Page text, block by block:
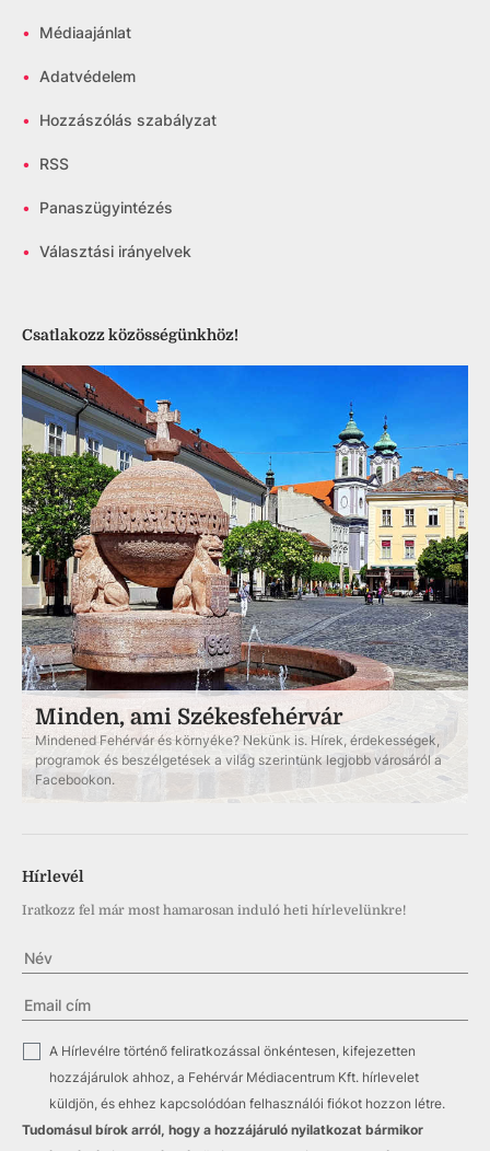
• Médiaajánlat
• Adatvédelem
• Hozzászólás szabályzat
• RSS
• Panaszügyintézés
• Választási irányelvek
Csatlakozz közösségünkhöz!
Minden, ami Székesfehérvár
Mindened Fehérvár és környéke? Nekünk is. Hírek, érdekességek,
programok és beszélgetések a világ szerintünk legjobb városáról a
Facebookon.
Hírlevél
Iratkozz fel már most hamarosan induló heti hírlevelünkre!
A Hírlevélre történő feliratkozással önkéntesen, kifejezetten
hozzájárulok ahhoz, a Fehérvár Médiacentrum Kft. hírlevelet
küldjön, és ehhez kapcsolódóan felhasználói fiókot hozzon létre.
Tudomásul bírok arról, hogy a hozzájáruló nyilatkozat bármikor